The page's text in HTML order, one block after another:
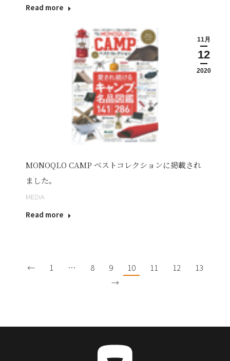
Read more
11月
12
2020
MONOQLO CAMP ベストコレクションに掲載され
ました。
MEDIA
Read more
← 1 … 8 9 10 11 12
13
→